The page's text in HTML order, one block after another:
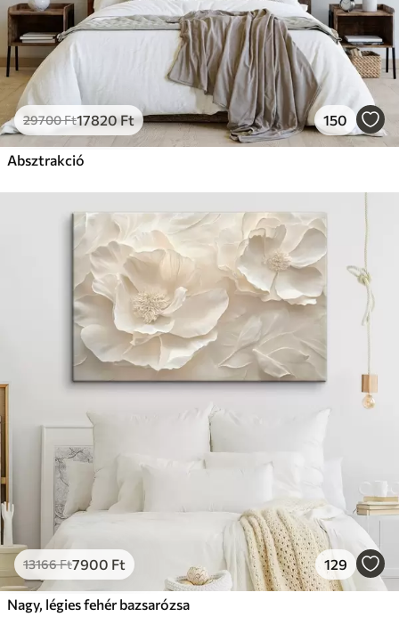
29700Ft17820Ft 150
Absztrakció
13166Ft7900 Ft 129
Nagy, légies fehér bazsarózsa